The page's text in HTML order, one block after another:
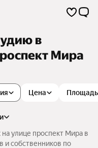
в
Мира
Цена Площадь
улице проспект Мира в
и собственников по